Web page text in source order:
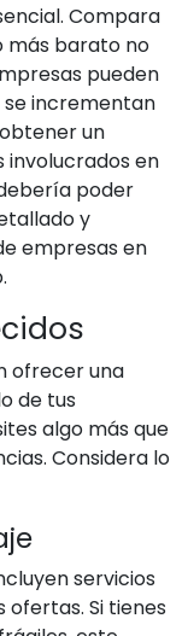
Compara
más barato no
pueden
se incrementan
un
involucrados en
poder
y
empresas en
ofrecer una
de tus
algo más que
Considera lo
servicios
ofertas. Si tienes